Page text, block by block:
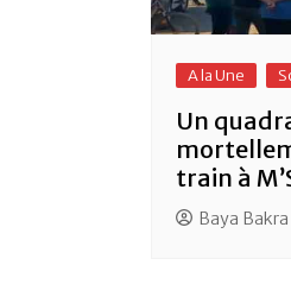
A la Une
Un
train à
Baya Bakra